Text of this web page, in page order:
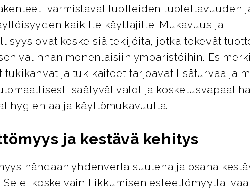
varmistavat tuotteiden luotettavuuden
kaikille käyttäjille. Mukavuus ja
ovat keskeisiä tekijöitä, jotka tekevät
valinnan monenlaisiin ympäristöihin.
tukikahvat ja tukikaiteet tarjoavat lisäturvaa ja
säätyvät valot ja kosketusvapaat
hygieniaa ja käyttömukavuutta.
ja kestävä kehitys
nähdään yhdenvertaisuutena ja osana
Se ei koske vain liikkumisen esteettömyyttä,